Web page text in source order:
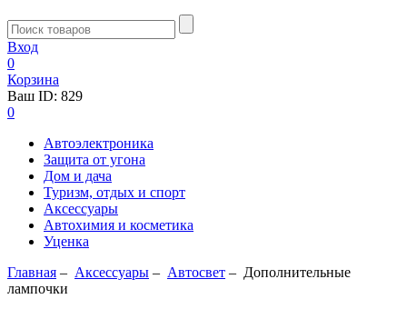
Вход
0
Корзина
Ваш ID: 829
0
Автоэлектроника
Защита от угона
Дом и дача
Туризм, отдых и спорт
Аксессуары
Автохимия и косметика
Уценка
Главная – Аксессуары – Aвтосвет – Дополнительные
лампочки